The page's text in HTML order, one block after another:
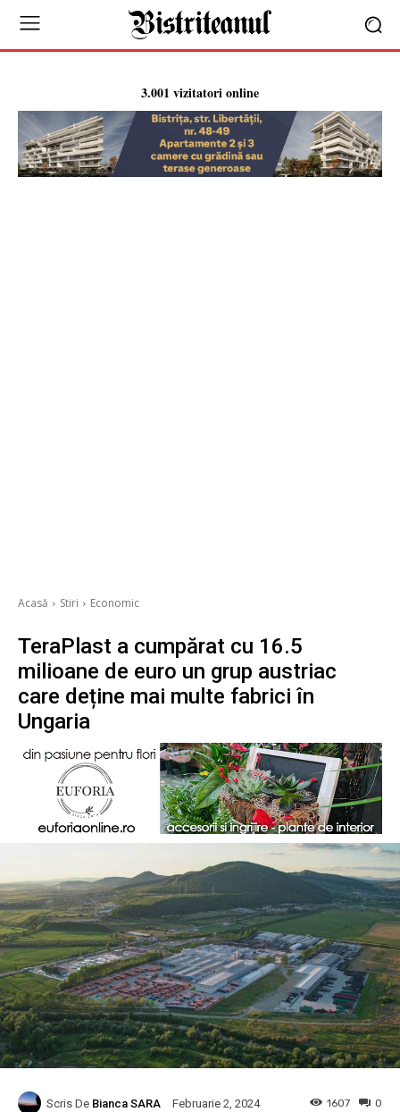
3.001 vizitatori online
Acasă Stiri Economic
TeraPlast a cumpărat cu 16.5
milioane de euro un grup austriac
care deține mai multe fabrici în
Ungaria
Scris De Bianca SARA Februarie 2, 2024 0
1607